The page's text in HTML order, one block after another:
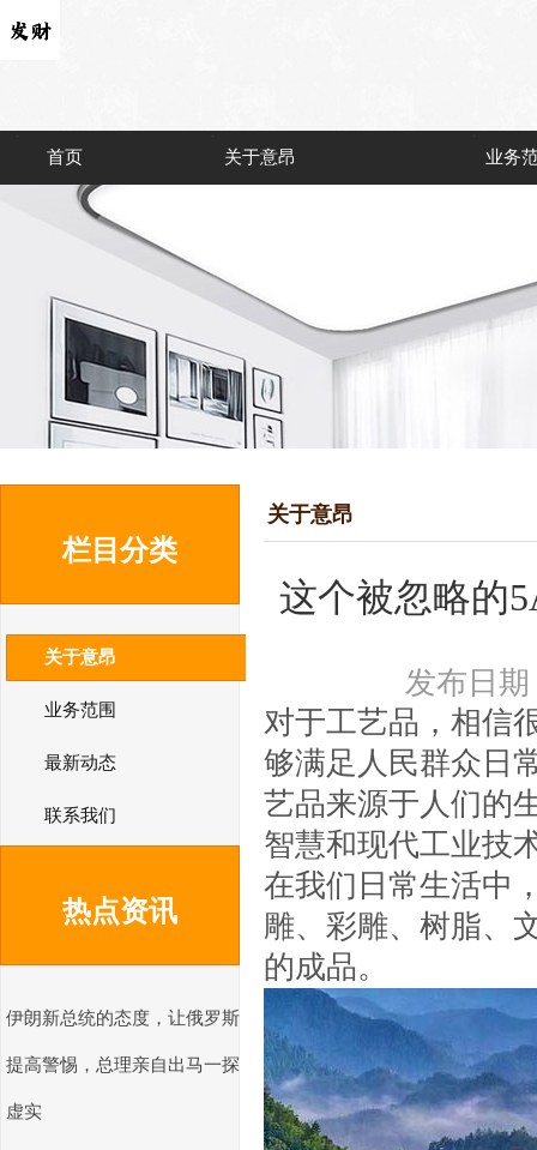
首页 关于意昂 业务
栏目分类
关于意昂
业务范围
最新动态
联系我们
热点资讯
伊朗新总统的态度，让俄罗斯
提高警惕，总理亲自出马一探
虚实
关于意昂
这个被忽略的
发布日
对于工艺品，相信
够满足人民群众日
艺品来源于人们的
智慧和现代工业技
在我们日常生活中
雕、彩雕、树脂、
的成品。